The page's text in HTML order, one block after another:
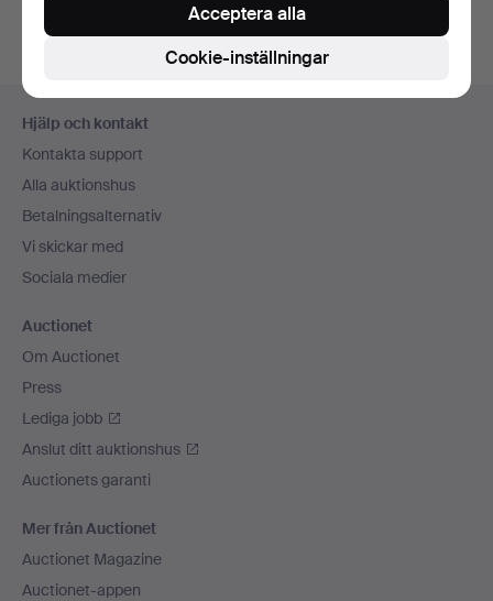
Sidfotsnavigation
Hjälp och kontakt
Kontakta support
Alla auktionshus
Betalningsalternativ
Vi skickar med
Sociala medier
Auctionet
Om Auctionet
Press
Lediga jobb
Anslut ditt auktionshus
Auctionets garanti
Mer från Auctionet
Auctionet Magazine
Auctionet-appen
Cookie-inställningar
Acceptera alla